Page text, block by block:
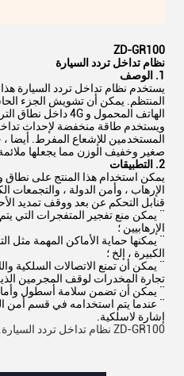
ZD-GR100
نظام تداخل تردد السيارة
1. الوصف
يستخدم نظام تداخل تردد السيارة هذا
المنتظم. يمكن أن تشويش الجزء
ويستخدم طاقة منخفضة لإحداث
المستخدمين للإشعاع المفرط. أيضا
صغير وخفيف الوزن مما يجعلها
2. التطبيقات
يمكن استخدام هذا المنتج على
الإرهاب ، وأمن الدولة ، والتجمعات
قنابل التحكم عن بعد ووقف تمديد
¨ يمكن منع تفجير المتفجرات التي
الإرهابيين ؛
¨ يمكنها حماية الأماكن المهمة مثل
الكبيرة ، إلخ ؛
¨ يمكن أن تمنع الاتصالات السلكية
تجارة المخدرات لوقف المجرمين
¨ يمكن أن تضمن سلامة أسطول
¨ عندما يتم استخدامه في قسم أمن
إشارة لاسلكية.
ZD-GR100 نظام تداخل تردد السيارة. pdf ...